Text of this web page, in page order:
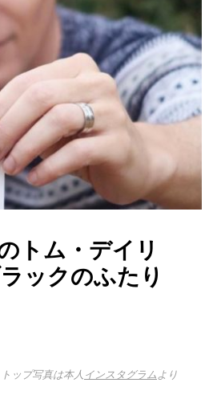
トム・デイリ
ックのふたり
トップ写真は本人 インスタグラムより